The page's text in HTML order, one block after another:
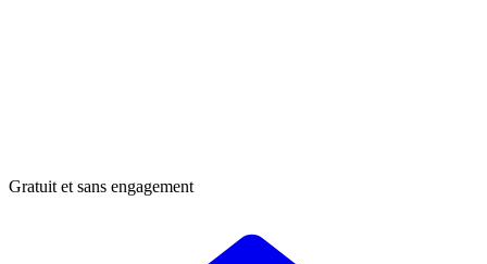
Gratuit et sans engagement